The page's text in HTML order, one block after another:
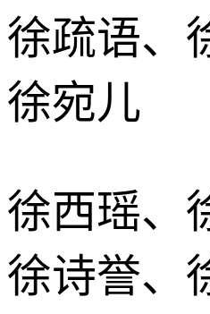
徐疏语、
徐宛儿
徐西瑶、
徐诗誉、